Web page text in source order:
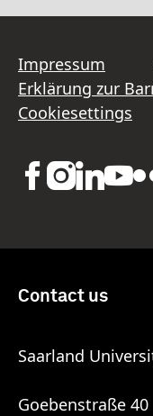
Impressum
Erklärung zur
Cookiesettings
Contact us
Saarland
Goebenstraße 40